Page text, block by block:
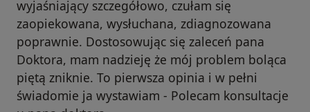
wyjaśniający szczegółowo, czułam się
zaopiekowana, wysłuchana, zdiagnozowana
poprawnie. Dostosowując się zaleceń pana
Doktora, mam nadzieję że mój problem boląca
piętą zniknie. To pierwsza opinia i w pełni
świadomie ja wystawiam - Polecam konsultacje